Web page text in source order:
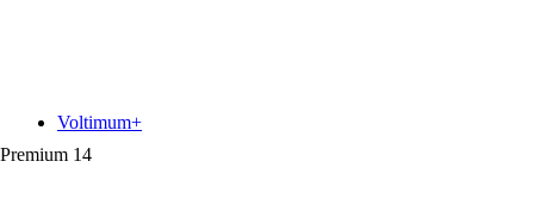
Premium 14
Voltimum+